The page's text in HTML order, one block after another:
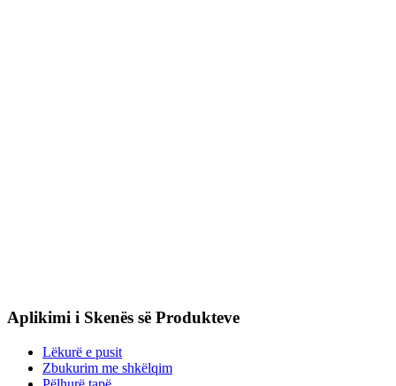
Aplikimi i Skenës së Produkteve
Lëkurë e pusit
Zbukurim me shkëlqim